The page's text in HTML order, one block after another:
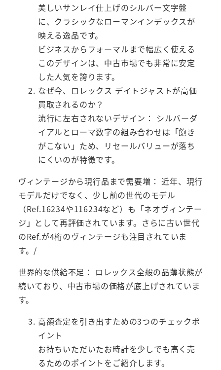
美しいサンレイ仕上げのシルバー文字盤
に、クラシックなローマンインデックスが
映える逸品です。
ビジネスからフォーマルまで幅広く使える
このデザインは、中古市場でも非常に安定
した人気を誇ります。
なぜ今、ロレックス デイトジャストが高価
買取されるのか？
流行に左右されないデザイン： シルバーダ
イアルとローマ数字の組み合わせは「飽き
がこない」ため、リセールバリューが落ち
にくいのが特徴です。
ヴィンテージから現行品まで需要増： 近年、現行
モデルだけでなく、少し前の世代のモデル
（Ref.16234や116234など）も「ネオヴィンテー
ジ」として再評価されています。さらに古い世代
のRef.が4桁のヴィンテージも注目されていま
す。/
世界的な供給不足： ロレックス全般の品薄状態が
続いており、中古市場の価格が底上げされていま
す。
高額査定を引き出すための3つのチェックポ
イント
お持ちいただいたお時計を少しでも高く売
るためのポイントをご紹介します。